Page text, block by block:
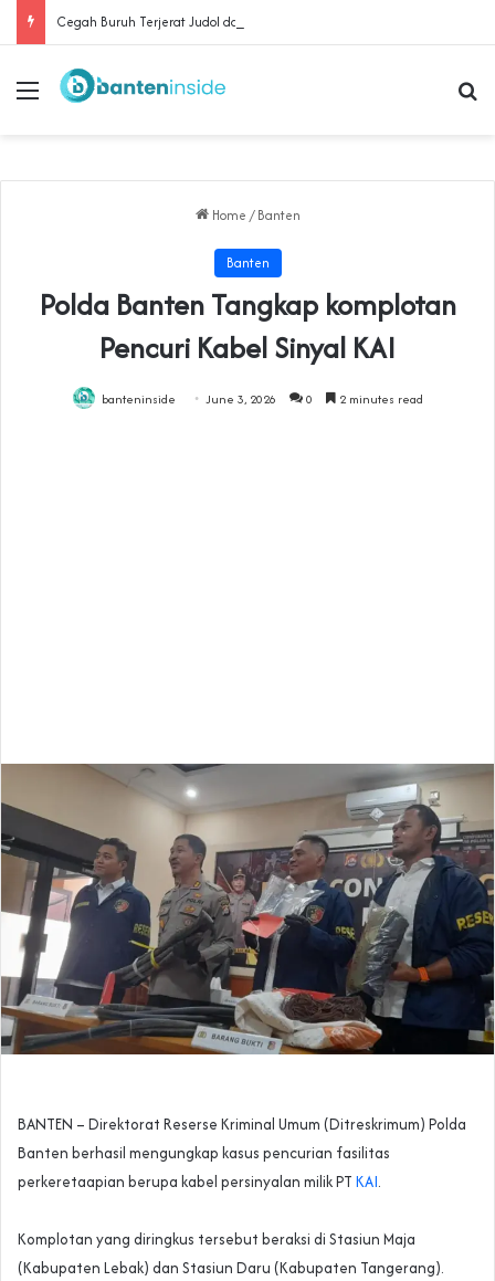
Menu
Home / Banten
Banten
‎Polda Banten Tangkap komplotan
Pencuri Kabel Sinyal KAI‎
banteninside June 3, 2026 0 2 minutes read
‎BANTEN – Direktorat Reserse Kriminal Umum (Ditreskrimum) Polda
Banten berhasil mengungkap kasus pencurian fasilitas
perkeretaapian berupa kabel persinyalan milik PT KAI.
‎Komplotan yang diringkus tersebut beraksi di Stasiun Maja
(Kabupaten Lebak) dan Stasiun Daru (Kabupaten Tangerang).